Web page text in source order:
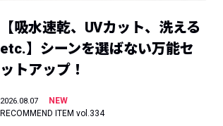
【吸水速乾、UVカット、洗える
etc.】シーンを選ばない万能セ
ットアップ！
2026.08.07
NEW
RECOMMEND ITEM vol.334